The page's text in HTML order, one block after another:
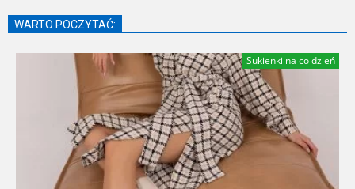
WARTO POCZYTAĆ:
Sukienki na co dzień